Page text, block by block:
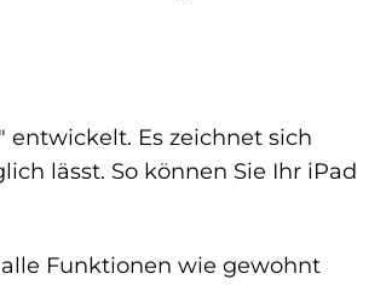
entwickelt. Es zeichnet sich
lässt. So können Sie Ihr iPad
Funktionen wie gewohnt